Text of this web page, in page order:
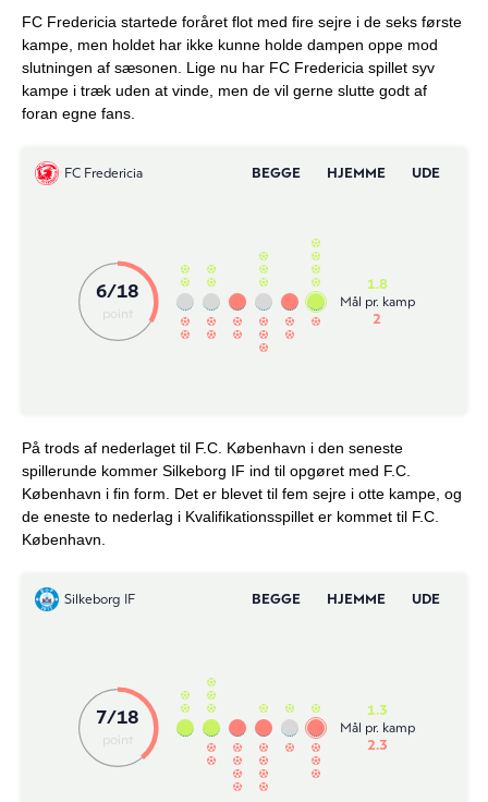
FC Fredericia startede foråret flot med fire sejre i de seks første
kampe, men holdet har ikke kunne holde dampen oppe mod
slutningen af sæsonen. Lige nu har FC Fredericia spillet syv
kampe i træk uden at vinde, men de vil gerne slutte godt af
foran egne fans.
På trods af nederlaget til F.C. København i den seneste
spillerunde kommer Silkeborg IF ind til opgøret med F.C.
København i fin form. Det er blevet til fem sejre i otte kampe, og
de eneste to nederlag i Kvalifikationsspillet er kommet til F.C.
København.